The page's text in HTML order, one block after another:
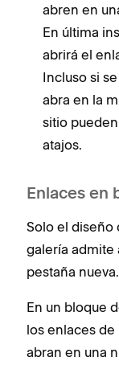
abren en
En última
abrirá el
Incluso si
abra en la
sitio
atajos.
Enlaces en
Solo el diseño
galería admite
pestaña nueva.
En un bloque
los enlaces de
abran en una